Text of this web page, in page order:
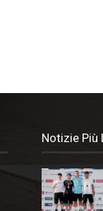
Notizie Più